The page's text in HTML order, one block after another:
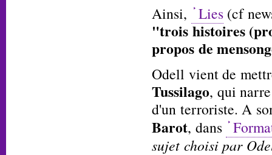
Ainsi,
Lies(cf
"trois histoires
propos de
Odell vient de
Tussilago, qui
d'un terroriste. A
Barot, dans
sujet choisi par